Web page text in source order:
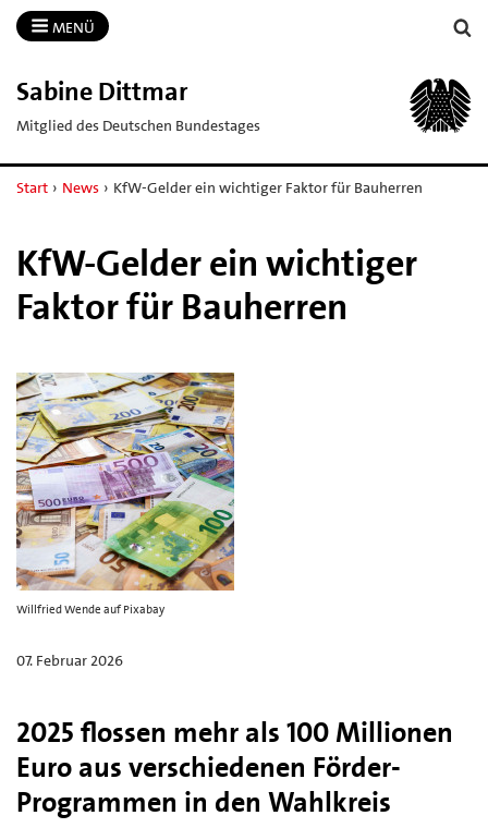
MENÜ
Sabine Dittmar
Mitglied des Deutschen Bundestages
Start › News › KfW-Gelder ein wichtiger Faktor für Bauherren
KfW-Gelder ein wichtiger
Faktor für Bauherren
Willfried Wende auf Pixabay
07. Februar 2026
2025 flossen mehr als 100 Millionen
Euro aus verschiedenen Förder-
Programmen in den Wahlkreis